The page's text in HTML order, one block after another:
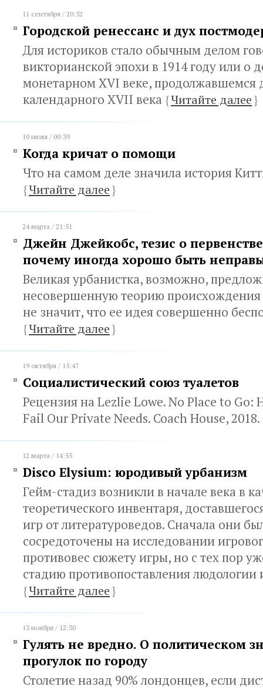
11 сентября / 20:52
Городской ренессанс и дух
Для историков стало обычным делом
викторианской эпохи в 1914 году или о
монетарном XVI веке, продолжавшемся
календарного XVII века {Читайте далее}
10 июля / 00:39
Когда кричат о помощи
Что на самом деле значила история
{Читайте далее}
24 марта / 21:51
Джейн Джейкобс, тезис о
почему иногда хорошо быть
Великая урбанистка, возможно,
несовершенную теорию происхождения
не значит, что ее идея совершенно
{Читайте далее}
19 октября / 15:47
Социалистический союз туалетов
Рецензия на Lezlie Lowe. No Place to Go:
Fail Our Private Needs. Coach House, 2018.
12 марта / 14:55
Disco Elysium: юродивый урбанизм
Гейм-стадиз возникли в начале века в
теоретического инвентаря,
игр от литературоведов. Сначала они
сосредоточены на исследовании
противовес сюжету игры, но с тех пор
стадию противопоставления людологии
{Читайте далее}
13 ноября / 12:30
Гулять не вредно. О политическом
прогулок по городу
Столетие назад 90% лондонцев, если